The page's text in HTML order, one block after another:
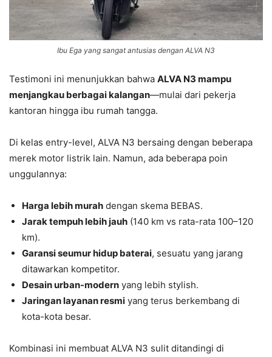
Ibu Ega yang sangat antusias dengan ALVA N3
Testimoni ini menunjukkan bahwa ALVA N3 mampu
menjangkau berbagai kalangan—mulai dari pekerja
kantoran hingga ibu rumah tangga.
Di kelas entry-level, ALVA N3 bersaing dengan beberapa
merek motor listrik lain. Namun, ada beberapa poin
unggulannya:
Harga lebih murah dengan skema BEBAS.
Jarak tempuh lebih jauh (140 km vs rata-rata 100–120
km).
Garansi seumur hidup baterai, sesuatu yang jarang
ditawarkan kompetitor.
Desain urban-modern yang lebih stylish.
Jaringan layanan resmi yang terus berkembang di
kota-kota besar.
Kombinasi ini membuat ALVA N3 sulit ditandingi di